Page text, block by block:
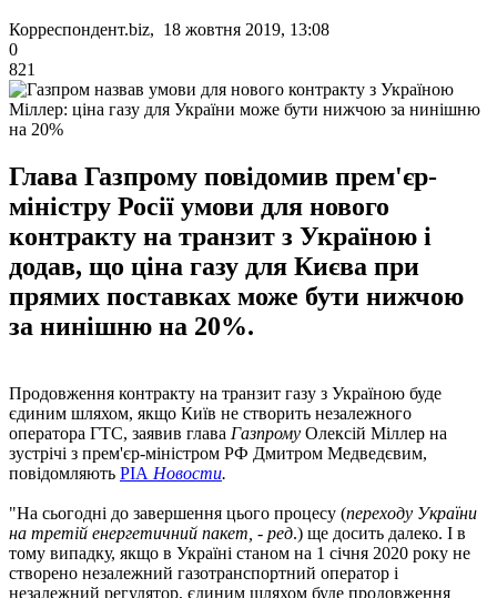
Корреспондент.biz, 18 жовтня 2019, 13:08
0
821
Міллер: ціна газу для України може бути нижчою за нинішню
на 20%
Глава Газпрому повідомив прем'єр-
міністру Росії умови для нового
контракту на транзит з Україною і
додав, що ціна газу для Києва при
прямих поставках може бути нижчою
за нинішню на 20%.
Продовження контракту на транзит газу з Україною буде
єдиним шляхом, якщо Київ не створить незалежного
оператора ГТС, заявив глава Газпрому Олексій Міллер на
зустрічі з прем'єр-міністром РФ Дмитром Медведєвим,
повідомляють РІА Новости.
"На сьогодні до завершення цього процесу (переходу України
на третій енергетичний пакет, - ред.) ще досить далеко. І в
тому випадку, якщо в Україні станом на 1 січня 2020 року не
створено незалежний газотранспортний оператор і
незалежний регулятор, єдиним шляхом буде продовження